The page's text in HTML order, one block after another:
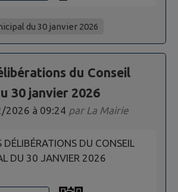
du 30 janvier 2026
du Conseil
30 janvier 2026
2026 à 09:24 par La Mairie
DÉLIBÉRATIONS DU CONSEIL
DU 30 JANVIER 2026